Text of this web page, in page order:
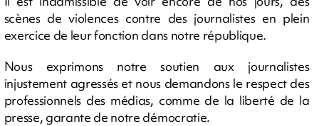
scènes de violences contre des journalistes en plein
exercice de leur fonction dans notre république.
Nous exprimons notre soutien aux journalistes
injustement agressés et nous demandons le respect des
professionnels des médias, comme de la liberté de la
presse, garante de notre démocratie.